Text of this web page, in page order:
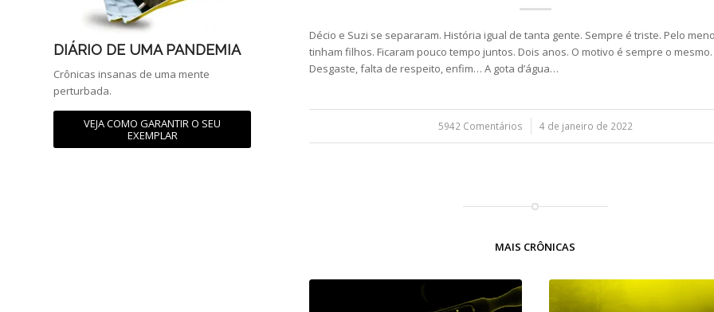
DIÁRIO DE UMA PANDEMIA
Crônicas insanas de uma mente
perturbada.
VEJA COMO GARANTIR O SEU
EXEMPLAR
Décio e Suzi se separaram. História igual de tanta gente. Sempre é triste. Pelo
tinham filhos. Ficaram pouco tempo juntos. Dois anos. O motivo é sempre o mesmo.
Desgaste, falta de respeito, enfim… A gota d’água…
5942 Comentários
/ 4 de janeiro de 2022
MAIS CRÔNICAS